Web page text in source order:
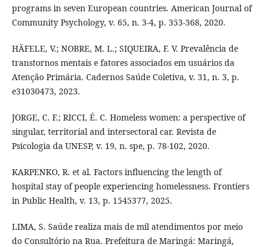
programs in seven European countries. American Journal of
Community Psychology, v. 65, n. 3-4, p. 353-368, 2020.
HÄFELE, V.; NOBRE, M. L.; SIQUEIRA, F. V. Prevalência de
transtornos mentais e fatores associados em usuários da
Atenção Primária. Cadernos Saúde Coletiva, v. 31, n. 3, p.
e31030473, 2023.
JORGE, C. F.; RICCI, É. C. Homeless women: a perspective of
singular, territorial and intersectoral car. Revista de
Psicologia da UNESP, v. 19, n. spe, p. 78-102, 2020.
KARPENKO, R. et al. Factors influencing the length of
hospital stay of people experiencing homelessness. Frontiers
in Public Health, v. 13, p. 1545377, 2025.
LIMA, S. Saúde realiza mais de mil atendimentos por meio
do Consultório na Rua. Prefeitura de Maringá: Maringá,